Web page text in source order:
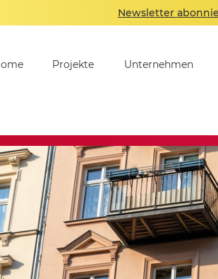
Newsletter
Projekte Unternehmen